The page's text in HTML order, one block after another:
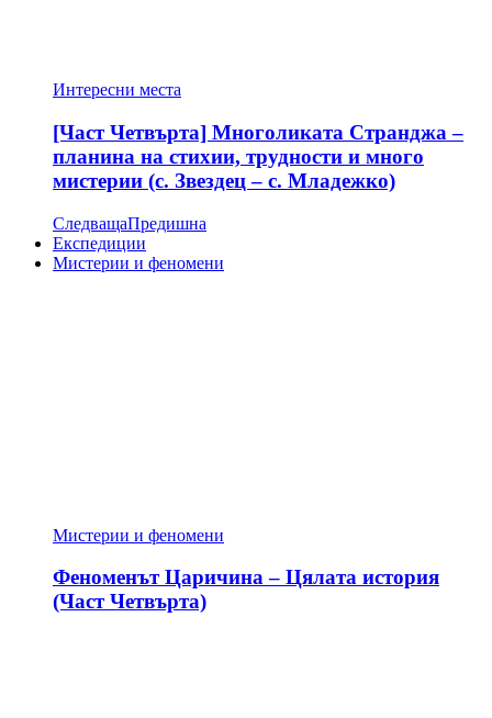
Интересни места
[Част Четвърта] Многоликата Странджа –
планина на стихии, трудности и много
мистерии (с. Звездец – с. Младежко)
СледващаПредишна
Експедиции
Мистерии и феномени
Мистерии и феномени
Феноменът Царичина – Цялата история
(Част Четвърта)